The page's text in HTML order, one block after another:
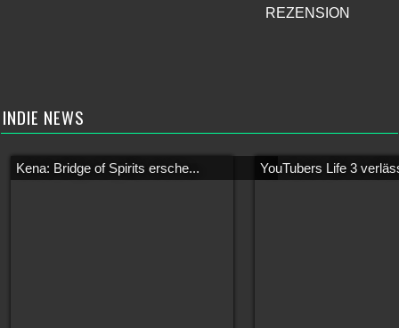
REZENSION
INDIE NEWS
Kena: Bridge of Spirits ersche... YouTubers Life 3